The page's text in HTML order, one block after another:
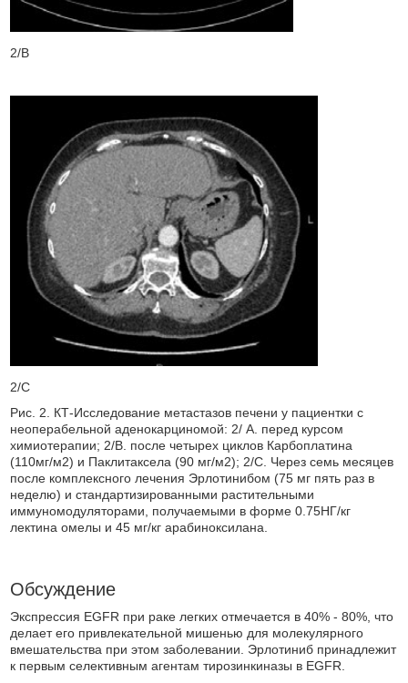
2/B
2/C
Рис. 2. КТ-Исследование метастазов печени у пациентки с
неоперабельной аденокарциномой: 2/ А. перед курсом
химиотерапии; 2/B. после четырех циклов Карбоплатина
(110мг/м2) и Паклитаксела (90 мг/м2); 2/С. Через семь месяцев
после комплексного лечения Эрлотинибом (75 мг пять раз в
неделю) и стандартизированными растительными
иммуномодуляторами, получаемыми в форме 0.75НГ/кг
лектина омелы и 45 мг/кг арабиноксилана.
Обсуждение
Экспрессия EGFR при раке легких отмечается в 40% - 80%, что
делает его привлекательной мишенью для молекулярного
вмешательства при этом заболевании. Эрлотиниб принадлежит
к первым селективным агентам тирозинкиназы в EGFR.